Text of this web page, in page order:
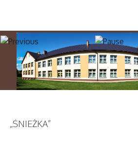
„ŚNIEŻKA”